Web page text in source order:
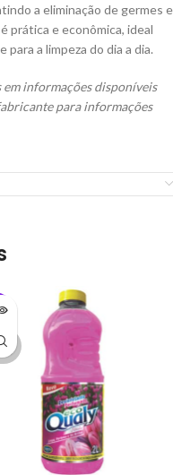
a eliminação de germes e
prática e econômica, ideal
a limpeza do dia a dia.
em informações disponíveis
para informações